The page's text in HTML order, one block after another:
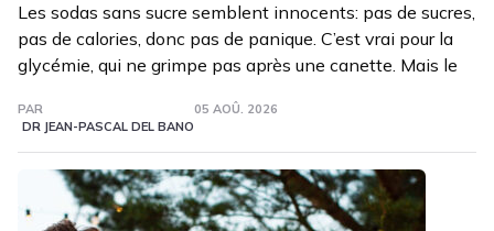
Les sodas sans sucre semblent innocents: pas de sucres,
pas de calories, donc pas de panique. C’est vrai pour la
glycémie, qui ne grimpe pas après une canette. Mais le
PAR
DR JEAN-PASCAL DEL BANO
05 AOÛ. 2026